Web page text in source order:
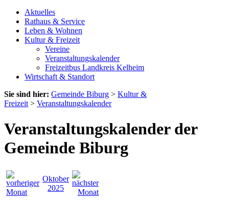
Aktuelles
Rathaus & Service
Leben & Wohnen
Kultur & Freizeit
Vereine
Veranstaltungskalender
Freizeitbus Landkreis Kelheim
Wirtschaft & Standort
Sie sind hier: Gemeinde Biburg > Kultur &
Freizeit > Veranstaltungskalender
Veranstaltungskalender der
Gemeinde Biburg
Oktober
2025